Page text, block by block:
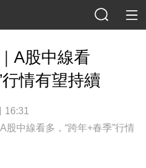
A股中線看
行情有望持續
16:31
股中線看多，“跨年+春季”行情